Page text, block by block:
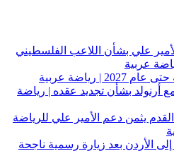
علي بشأن اللاعب الفلسطيني
عربية
| رياضة عربية
مع أرنولد بشأن تجديد عقده | رياضة
القدم يثمن دعم الأمير علي للرياضة
الأردن بعد زيارة رسمية ناجحة